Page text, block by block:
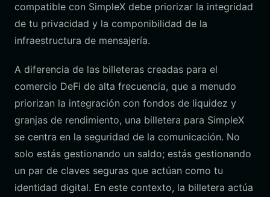
compatible con SimpleX debe priorizar la integridad
de tu privacidad y la componibilidad de la
infraestructura de mensajería.
A diferencia de las billeteras creadas para el
comercio DeFi de alta frecuencia, que a menudo
priorizan la integración con fondos de liquidez y
granjas de rendimiento, una billetera para SimpleX
se centra en la seguridad de la comunicación. No
solo estás gestionando un saldo; estás gestionando
un par de claves seguras que actúan como tu
identidad digital. En este contexto, la billetera actúa